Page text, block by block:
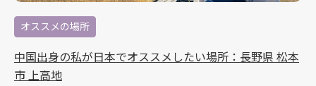
オススメの場所
中国出身の私が日本でオススメしたい場所：長野県 松本
市 上高地